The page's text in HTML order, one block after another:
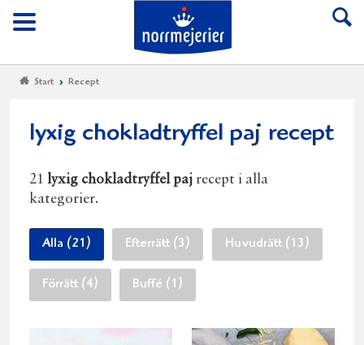
Meny
Till Norrmejerier
Start Recept
lyxig chokladtryffel paj recept
21 lyxig chokladtryffel paj recept i alla
kategorier.
Alla (21) Efterrätt (3) Huvudrätt (13)
Förrätt (4) Buffé (1)